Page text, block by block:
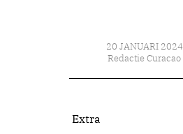
20 JANUARI 2024
Redactie Curacao
Extra